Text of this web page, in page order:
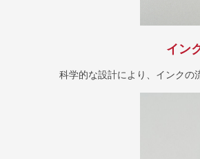
イン
科学的な設計により、インクの